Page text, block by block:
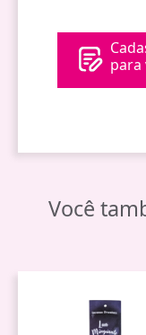
para
Você